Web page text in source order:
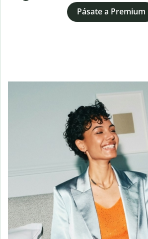
Pásate a Premium